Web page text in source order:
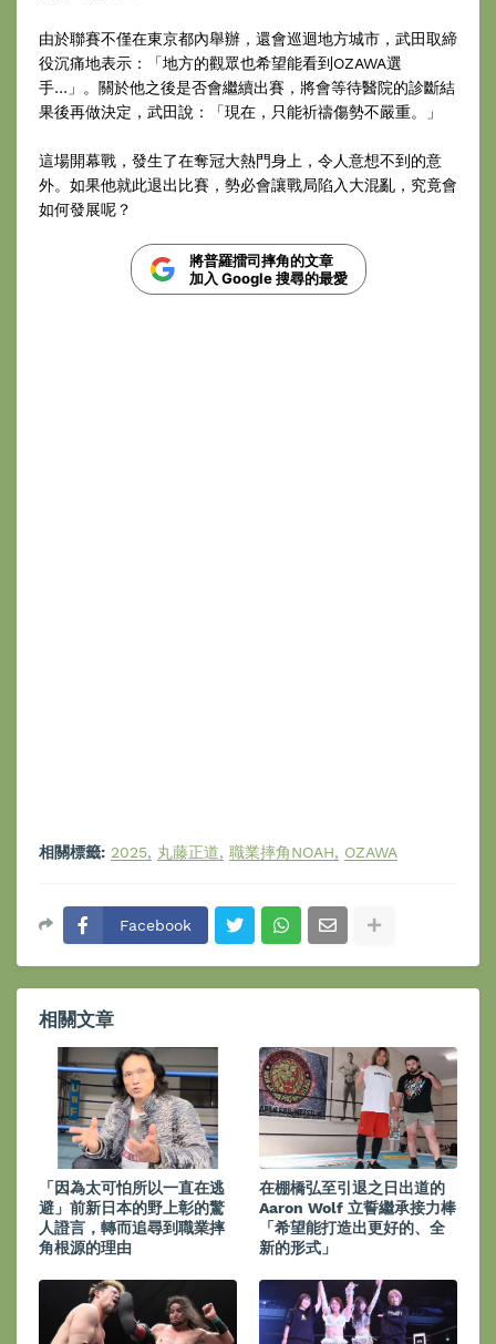
由於聯賽不僅在東京都內舉辦，還會巡迴地方城市，武田取締
役沉痛地表示：「地方的觀眾也希望能看到OZAWA選
手…」。關於他之後是否會繼續出賽，將會等待醫院的診斷結
果後再做決定，武田說：「現在，只能祈禱傷勢不嚴重。」
這場開幕戰，發生了在奪冠大熱門身上，令人意想不到的意
外。如果他就此退出比賽，勢必會讓戰局陷入大混亂，究竟會
如何發展呢？
將普羅擂司摔角的文章
加入 Google 搜尋的最愛
相關標籤: 2025 丸藤正道 職業摔角NOAH OZAWA
Facebook
相關文章
「因為太可怕所以一直在逃
避」前新日本的野上彰的驚
人證言，轉而追尋到職業摔
角根源的理由
在棚橋弘至引退之日出道的
Aaron Wolf 立誓繼承接力棒
「希望能打造出更好的、全
新的形式」